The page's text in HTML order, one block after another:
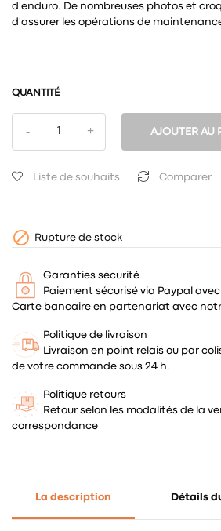
d'enduro. De nombreuses photos et
d'assurer les opérations de
QUANTITÉ
AJOUTER AU
Liste de souhaits Comparer
 Rupture de stock
Garanties sécurité
Paiement sécurisé via Paypal
Carte bancaire en partenariat avec
Politique de livraison
Livraison en point relais ou par
de votre commande sous 24 h.
Politique retours
Retour selon les modalités de la
correspondance
La description Détails